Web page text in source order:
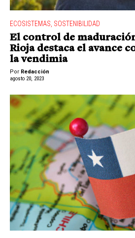
ECOSISTEMAS SOSTENIBILIDAD
El control de
Rioja destaca el avance
la vendimia
Por Redacción
agosto 20, 2023